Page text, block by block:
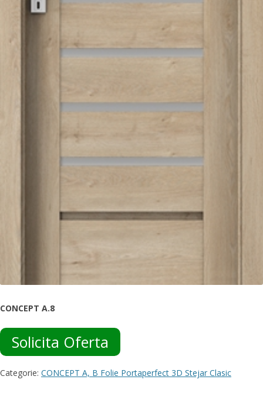
CONCEPT A.8
Solicita Oferta
Categorie: CONCEPT A, B Folie Portaperfect 3D Stejar Clasic